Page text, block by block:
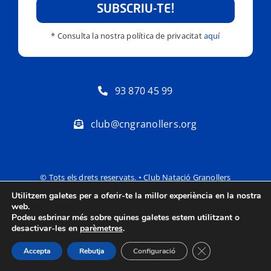
SUBSCRIU-TE!
* Consulta la nostra política de privacitataquí
93 870 45 99
club@cngranollers.org
© Tots els drets reservats. • Club Natació Granollers
Política de privacitat Avís Legal
Utilitzem galetes per a oferir-te la millor experiència en la nostra
web.
Podeu esbrinar més sobre quines galetes estem utilitzant o
desactivar-les en parèmetres.
Accepta Rebutja Configuració Tanca el bàner de